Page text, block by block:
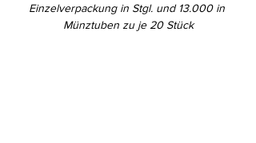
Einzelverpackung in Stgl. und 13.000 in
Münztuben zu je 20 Stück